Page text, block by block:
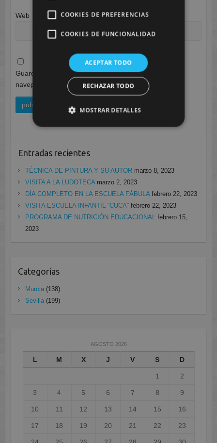
Web
Guarda mi nombre, correo electrónico y web en este
navegador para la próxima vez que comente.
Entradas recientes
TÉCNICA DE PINTURA Y SU AUTOR marzo 8, 2023
VISITA A LA LUDOTECA marzo 2, 2023
DÍA COMPLETO EN LA ESCUELA FÁBULA febrero 22, 2023
VISITA ESCUELA INFANTIL “CUCA” febrero 22, 2023
PROGRAMA DE NUTRICIÓN EDUCACIONAL febrero 15,
2023
Categorias
Murcia(138)
Sevilla(199)
AGOSTO 2026
L M X J V S D
1 2
3 4 5 6 7 8 9
10 11 12 13 14 15 16
17 18 19 20 21 22 23
COOKIES DE PREFERENCIAS
COOKIES DE FUNCIONALIDAD
ACEPTAR TODO
RECHAZAR TODO
MOSTRAR DETALLES